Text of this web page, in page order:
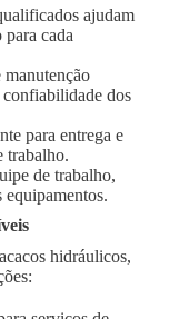
ajudam
cada
manutenção
confiabilidade dos
para entrega e
trabalho.
de trabalho,
equipamentos.
hidráulicos,